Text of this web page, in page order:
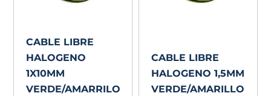
CABLE LIBRE
HALOGENO
1X10MM
VERDE/AMARRILO
CABLE LIBRE
HALOGENO 1,5MM
VERDE/AMARILLO